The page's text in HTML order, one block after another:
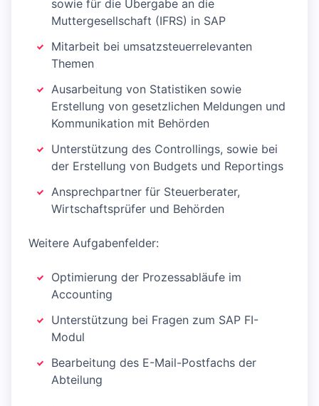
sowie für die Übergabe an die
Muttergesellschaft (IFRS) in SAP
Mitarbeit bei umsatzsteuerrelevanten
Themen
Ausarbeitung von Statistiken sowie
Erstellung von gesetzlichen Meldungen und
Kommunikation mit Behörden
Unterstützung des Controllings, sowie bei
der Erstellung von Budgets und Reportings
Ansprechpartner für Steuerberater,
Wirtschaftsprüfer und Behörden
Weitere Aufgabenfelder:
Optimierung der Prozessabläufe im
Accounting
Unterstützung bei Fragen zum SAP FI-
Modul
Bearbeitung des E-Mail-Postfachs der
Abteilung